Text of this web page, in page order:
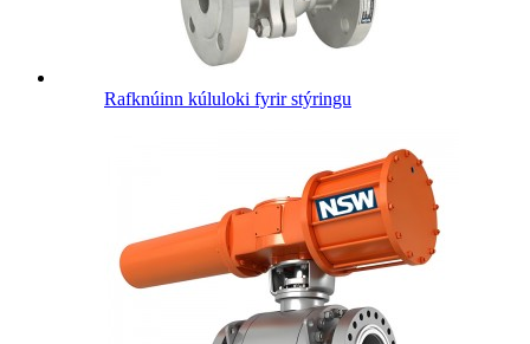
Rafknúinn kúluloki fyrir stýringu